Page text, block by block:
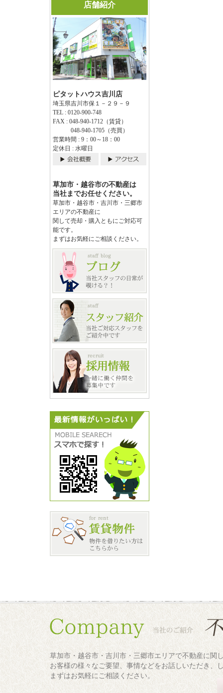
店舗紹介
ピタットハウス吉川店
埼玉県吉川市保１－２９－９
TEL : 0120-900-748
FAX : 048-940-1712（賃貸）
048-940-1705（売買）
営業時間 : 9：00～18：00
定休日 : 水曜日
草加市・越谷市の不動産は
当社までお任せください。
草加市・越谷市・吉川市・三郷市
エリアの不動産に
関して売却・購入ともにご対応可
能です。
まずはお気軽にご相談ください。
草加市・越谷市・吉川市・三郷市エリアで不動産に関
お客様の様々なご要望、事情などをお話しいただき、
まずはお気軽にご相談ください。